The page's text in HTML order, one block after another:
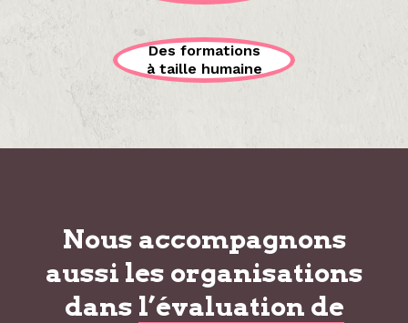
Des formations
à taille humaine
Nous accompagnons
aussi les organisations
dans l’évaluation de